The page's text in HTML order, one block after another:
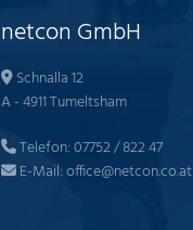
netcon GmbH
Schnalla 12
A - 4911 Tumeltsham
Telefon:07752 / 822 47
E-Mail:office@netcon.co.at